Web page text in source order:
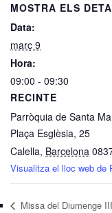
MOSTRA ELS
Data:
març 9
Hora:
09:00 - 09:30
RECINTE
Parròquia de Santa
Plaça Esglèsia, 25
Calella, Barcelona
Visualitza el lloc web de
Missa del Diumenge